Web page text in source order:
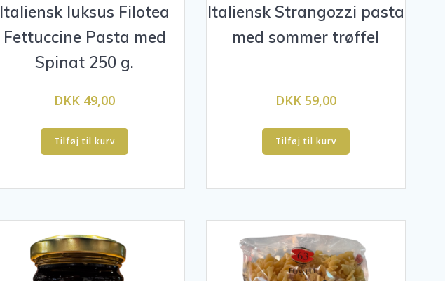
Italiensk luksus Filotea
Fettuccine Pasta med
Spinat 250 g.
DKK 49,00
Tilføj til kurv
Italiensk Strangozzi pasta
med sommer trøffel
DKK 59,00
Tilføj til kurv